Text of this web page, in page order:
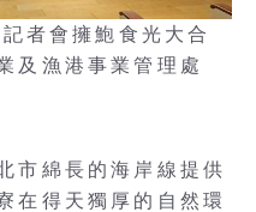
者會擁鮑食光大合
及漁港事業管理處
市綿長的海岸線提供
在得天獨厚的自然環